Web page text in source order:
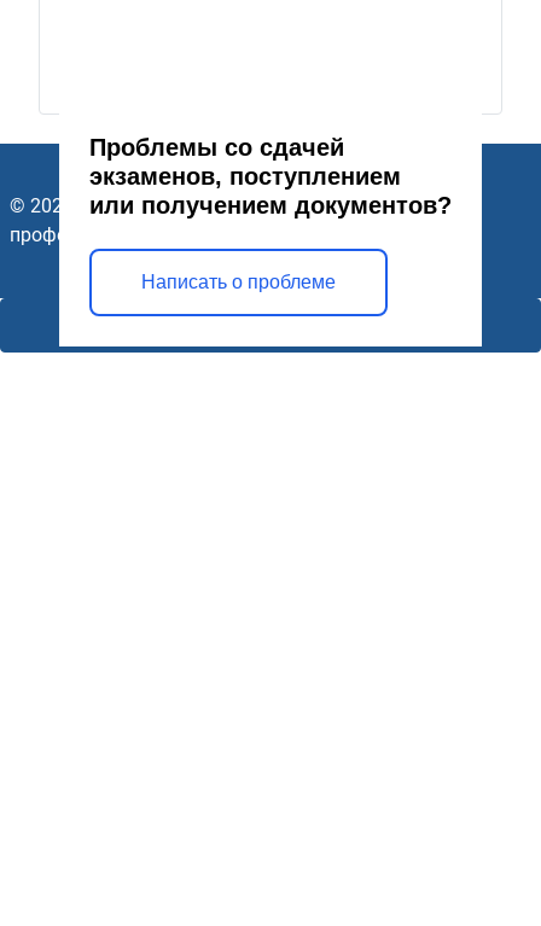
Проблемы со сдачей
экзаменов, поступлением
или получением документов?
Написать о проблеме
© 2026 ГАПОУ Стерлитамакский многопрофильный
профессиональный колледж. Все права защищены.